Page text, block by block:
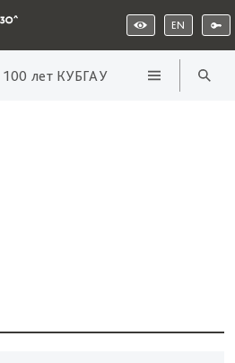
EN
100 лет КУБГАУ